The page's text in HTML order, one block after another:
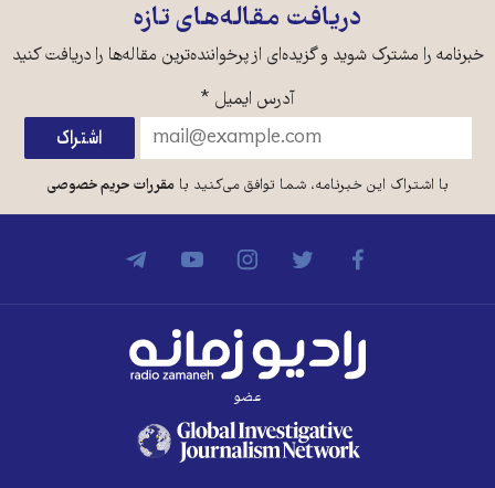
دریافت مقاله‌های تازه
خبرنامه را مشترک شوید و گزیده‌ای از پرخواننده‌ترین مقاله‌ها را دریافت کنید
آدرس ایمیل *
با اشتراک این خبرنامه، شما توافق می‌کنید بامقررات حریم خصوصی
عضو